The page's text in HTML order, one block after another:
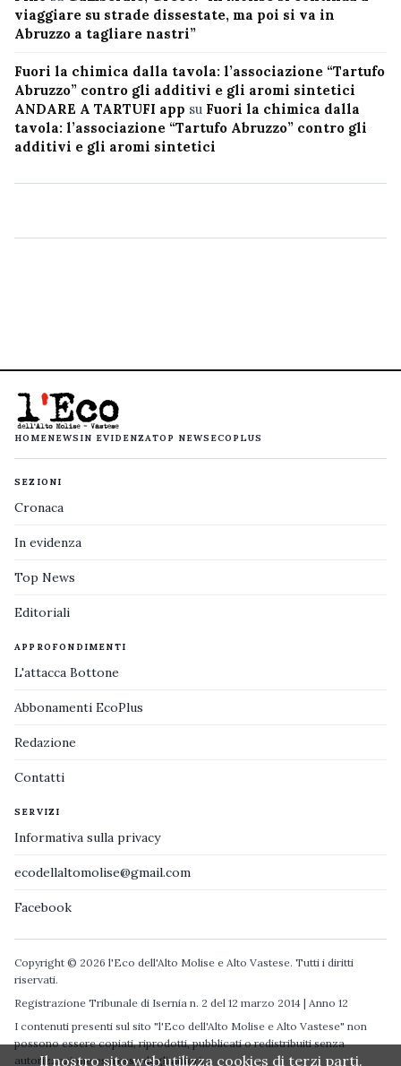
viaggiare su strade dissestate, ma poi si va in
Abruzzo a tagliare nastri”
Fuori la chimica dalla tavola: l’associazione “Tartufo
Abruzzo” contro gli additivi e gli aromi sintetici
ANDARE A TARTUFI app su Fuori la chimica dalla
tavola: l’associazione “Tartufo Abruzzo” contro gli
additivi e gli aromi sintetici
HOMENEWS IN EVIDENZATOP NEWS ECOPLUS
SEZIONI
Cronaca
In evidenza
Top News
Editoriali
APPROFONDIMENTI
L'attacca Bottone
Abbonamenti EcoPlus
Redazione
Contatti
SERVIZI
Informativa sulla privacy
ecodellaltomolise@gmail.com
Facebook
Copyright © 2026 l'Eco dell'Alto Molise e Alto Vastese. Tutti i diritti
riservati.
Registrazione Tribunale di Isernia n. 2 del 12 marzo 2014 | Anno 12
I contenuti presenti sul sito "l'Eco dell'Alto Molise e Alto Vastese" non
possono essere copiati, riprodotti, pubblicati o redistribuiti senza
autorizzazione espressa degli autori.
Il nostro sito web utilizza cookies di terzi parti.